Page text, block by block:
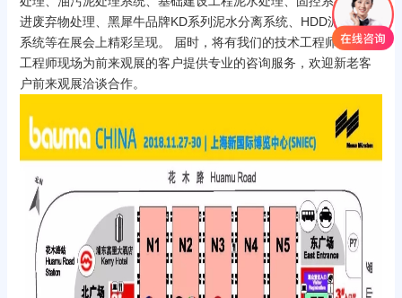
进废弃物处理、黑犀牛品牌KD系列泥水分离系统、HDD泥浆回收
系统等在展会上精彩呈现。 届时，将有我们的技术工程师、销售
工程师现场为前来观展的客户提供专业的咨询服务，欢迎新老客
户前来观展洽谈合作。